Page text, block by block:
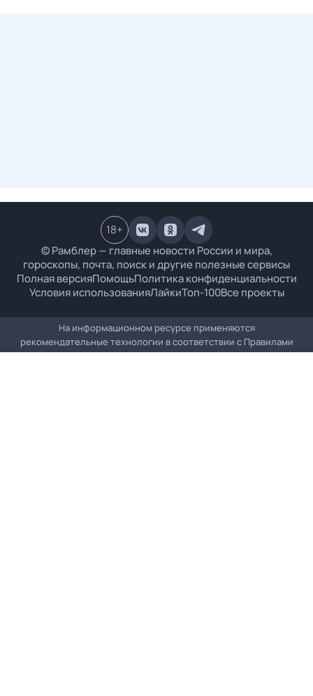
© Рамблер — главные новости России и мира,
гороскопы, почта, поиск и другие полезные сервисы
Полная версияПомощьПолитика конфиденциальности
Условия использованияЛайкиТоп-100Все проекты
18+
На информационном ресурсе применяются
рекомендательные технологии в соответствии с Правилами